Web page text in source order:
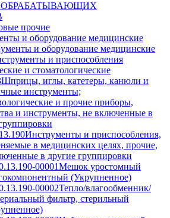
прочие
и оборудование медицинские
и оборудование медицинские
и приспособления
и стоматологические
Шприцы, иглы, катетеры, канюли и
инструменты;
и прочие приборы,
и инструменты, не включенные в
Инструменты и приспособления,
в медицинских целях, прочие,
в другие группировки
00001Мешок уростомный
(Укрупненное)
00002Тепло/влагообменник/
фильтр, стерильный